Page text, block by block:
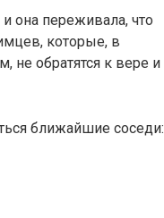
она переживала, что
которые, в
не обратятся к вере и
ближайшие соседи: